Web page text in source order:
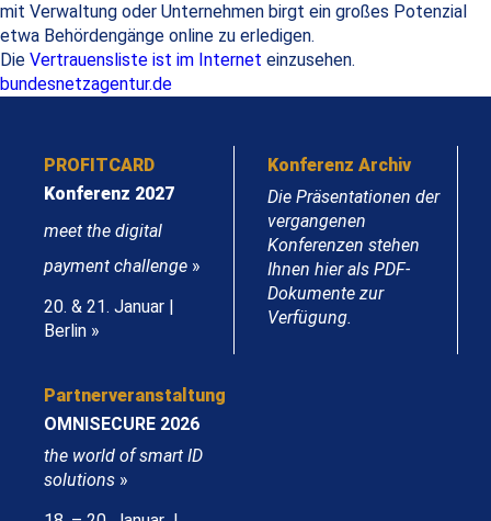
mit Verwaltung oder Unternehmen birgt ein großes Potenzial
etwa Behördengänge online zu erledigen.
Die Vertrauensliste ist im Internet einzusehen.
bundesnetzagentur.de
PROFITCARD
Konferenz 2027
meet the digital
payment challenge »
20. & 21. Januar |
Berlin »
Konferenz Archiv
Die Präsentationen der
vergangenen
Konferenzen stehen
Ihnen hier als PDF-
Dokumente zur
Verfügung.
Partnerveranstaltung
OMNISECURE 2026
the world of smart ID
solutions »